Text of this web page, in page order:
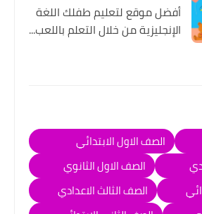
أفضل موقع لتعليم طفلك اللغة
الإنجليزية من خلال التعلم باللعب...
الصف الاول الابتدائي
الصف الاول الثانوي
الصف الثالث الاعدادي